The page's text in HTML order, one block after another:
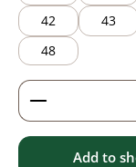
42
43
48
Product
Add to